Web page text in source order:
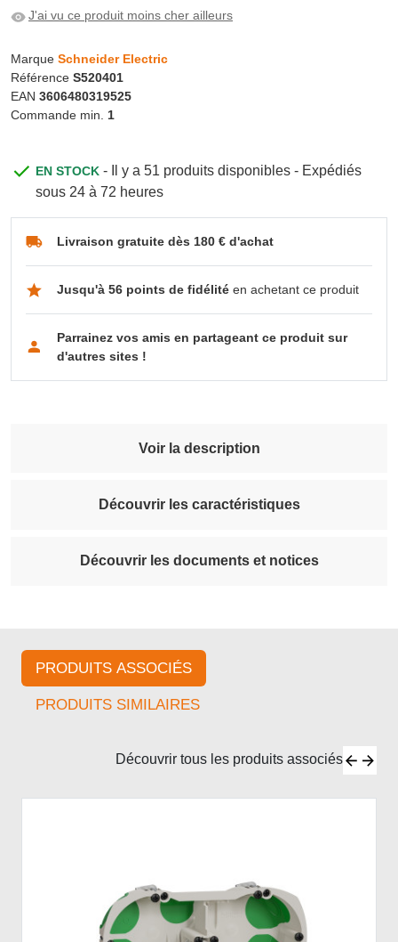
J'ai vu ce produit moins cher ailleurs
Marque Schneider Electric
Référence S520401
EAN 3606480319525
Commande min. 1
EN STOCK- Il y a 51 produits disponibles - Expédiés
sous 24 à 72 heures
Livraison gratuite dès 180 € d'achat
Jusqu'à 56 points de fidélitéen achetant ce produit
Parrainez vos amis en partageant ce produit sur
d'autres sites !
Voir la description
Découvrir les caractéristiques
Découvrir les documents et notices
PRODUITS ASSOCIÉS
PRODUITS SIMILAIRES
Découvrir tous les produits associés